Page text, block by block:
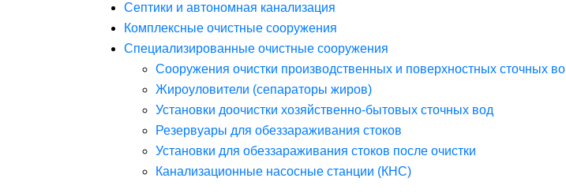
Септики и автономная канализация
Комплексные очистные сооружения
Специализированные очистные сооружения
Сооружения очистки производственных и поверхностных сточных во
Жироуловители (сепараторы жиров)
Установки доочистки хозяйственно-бытовых сточных вод
Резервуары для обеззараживания стоков
Установки для обеззараживания стоков после очистки
Канализационные насосные станции (КНС)